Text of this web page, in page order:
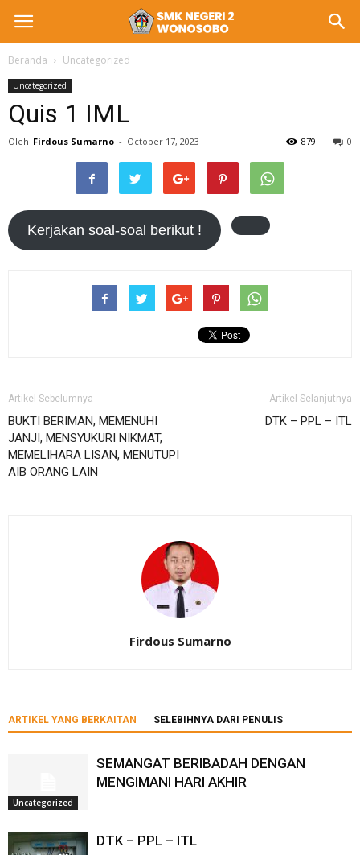
Beranda Uncategorized
Uncategorized
Quis 1 IML
Oleh Firdous Sumarno - October 17, 2023 0
879
Kerjakan soal-soal berikut !
Artikel Sebelumnya
BUKTI BERIMAN, MEMENUHI
JANJI, MENSYUKURI NIKMAT,
MEMELIHARA LISAN, MENUTUPI
AIB ORANG LAIN
Artikel Selanjutnya
DTK – PPL – ITL
Firdous Sumarno
ARTIKEL YANG BERKAITAN SELEBIHNYA DARI PENULIS
Uncategorized
SEMANGAT BERIBADAH DENGAN
MENGIMANI HARI AKHIR
DTK – PPL – ITL